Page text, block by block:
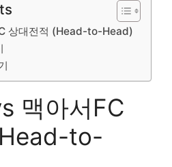
상대전적 (Head-to-Head)
맥아서FC
to-